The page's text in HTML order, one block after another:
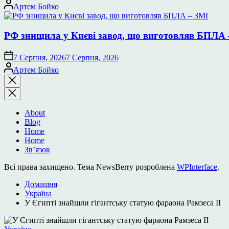
Опубліковано
Артем Бойко
РФ знищила у Києві завод, що виготовляв БПЛА
7 Серпня, 20267 Серпня, 2026
Опубліковано
Артем Бойко
Закрити
пошук
About
Blog
Home
Home
Зв’язок
Всі права захищено. Тема NewsBerry розроблена WPInterface.
Домашня
Україна
У Єгипті знайшли гігантську статую фараона Рамзеса II